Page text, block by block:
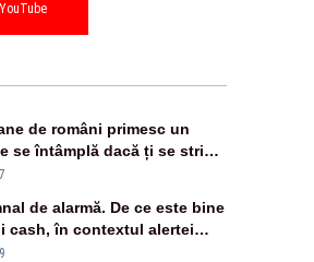
YouTube
de români primesc un
se întâmplă dacă ți se strică
de alarmă. De ce este bine
cash, în contextul alertei